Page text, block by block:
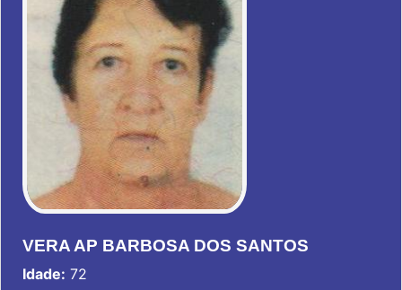
VERA AP BARBOSA DOS SANTOS
Idade: 72